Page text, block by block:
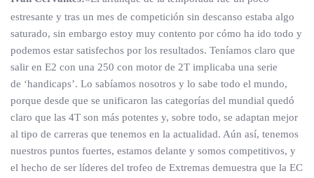
estresante y tras un mes de competición sin descanso estaba algo
saturado, sin embargo estoy muy contento por cómo ha ido todo y
podemos estar satisfechos por los resultados. Teníamos claro que
salir en E2 con una 250 con motor de 2T implicaba una serie
de ‘handicaps’. Lo sabíamos nosotros y lo sabe todo el mundo,
porque desde que se unificaron las categorías del mundial quedó
claro que las 4T son más potentes y, sobre todo, se adaptan mejor
al tipo de carreras que tenemos en la actualidad. Aún así, tenemos
nuestros puntos fuertes, estamos delante y somos competitivos, y
el hecho de ser líderes del trofeo de Extremas demuestra que la EC